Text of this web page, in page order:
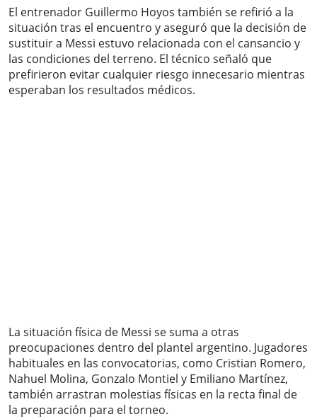
El entrenador Guillermo Hoyos también se refirió a la
situación tras el encuentro y aseguró que la decisión de
sustituir a Messi estuvo relacionada con el cansancio y
las condiciones del terreno. El técnico señaló que
prefirieron evitar cualquier riesgo innecesario mientras
esperaban los resultados médicos.
La situación física de Messi se suma a otras
preocupaciones dentro del plantel argentino. Jugadores
habituales en las convocatorias, como Cristian Romero,
Nahuel Molina, Gonzalo Montiel y Emiliano Martínez,
también arrastran molestias físicas en la recta final de
la preparación para el torneo.